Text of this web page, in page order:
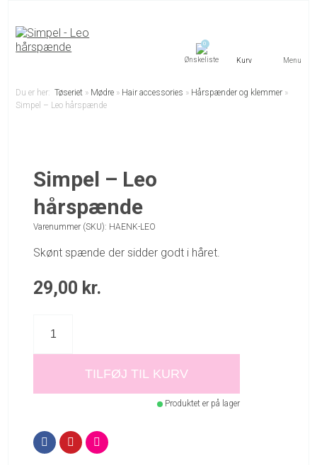
0
Menu
Du er her:Tøseriet » Mødre » Hair accessories » Hårspænder og klemmer »
Simpel – Leo hårspænde
Simpel – Leo
hårspænde
Varenummer (SKU): HAENK-LEO
Skønt spænde der sidder godt i håret.
29,00 kr.
Produktet er på lager
TILFØJ TIL KURV